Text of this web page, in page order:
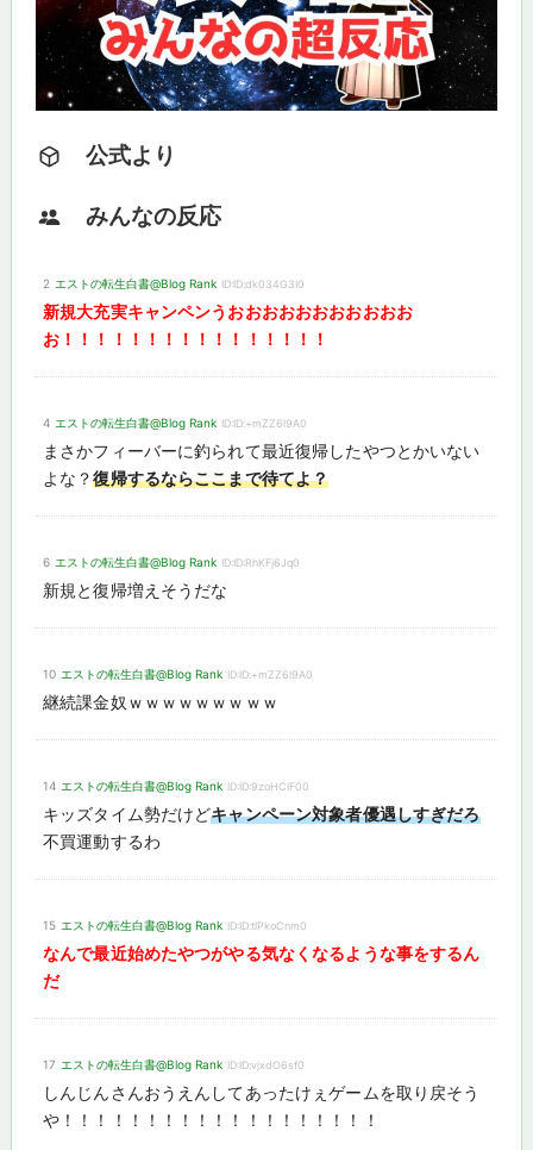
公式より
みんなの反応
2 エストの転生白書@Blog Rank ID:ID:dk034G3I0
新規大充実キャンペンうおおおおおおおおおおお
お！！！！！！！！！！！！！！！！
4 エストの転生白書@Blog Rank ID:ID:+mZZ6l9A0
まさかフィーバーに釣られて最近復帰したやつとかいない
よな？復帰するならここまで待てよ？
6 エストの転生白書@Blog Rank ID:ID:RhKFj6Jq0
新規と復帰増えそうだな
10 エストの転生白書@Blog Rank ID:ID:+mZZ6l9A0
継続課金奴ｗｗｗｗｗｗｗｗｗ
14 エストの転生白書@Blog Rank ID:ID:9zoHClF00
キッズタイム勢だけどキャンペーン対象者優遇しすぎだろ
不買運動するわ
15 エストの転生白書@Blog Rank ID:ID:tlPkoCnm0
なんで最近始めたやつがやる気なくなるような事をするん
だ
17 エストの転生白書@Blog Rank ID:ID:vjxdO6sf0
しんじんさんおうえんしてあったけぇゲームを取り戻そう
や！！！！！！！！！！！！！！！！！！！